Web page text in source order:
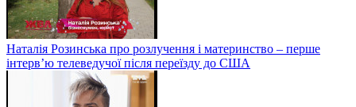
Наталія Розинська про розлучення і материнство – перше
інтерв’ю телеведучої після переїзду до США